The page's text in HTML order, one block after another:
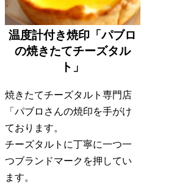
温度計付き焼印「パブロ
の焼きたてチーズタル
ト」
焼きたてチーズタルト専門店
「パブロさんの焼印を手がけ
ております。
チーズタルトに丁寧に一つ一
つブランドマークを押してい
ます。